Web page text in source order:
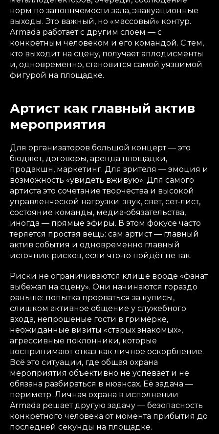
норм по заполняемости зала, эвакуационные
выходы. Это важный, но «массовый» контур.
Armada работает с другим слоем — с
конкретным человеком и его командой. С тем,
кто выходит на сцену, получает аплодисменты
и, одновременно, становится самой уязвимой
фигурой на площадке.
Артист как главный актив
мероприятия
Для организаторов большой концерт — это
бюджет, договоры, аренда площадки,
продакшн, маркетинг. Для зрителя — эмоция и
возможность «увидеть вживую». Для самого
артиста это сочетание творчества и высокой
управленческой нагрузки: звук, свет, сет‑лист,
состояние команды, медиа‑обязательства,
иногда — прямые эфиры. В этом фокусе часто
теряется простая вещь: сам артист — главный
актив события и одновременно главный
источник рисков, если что‑то пойдёт не так.
Риски не ограничиваются клише вроде «фанат
выбежал на сцену». Они начинаются гораздо
раньше: попытка прорваться за кулисы,
слишком активное общение у служебного
входа, непрошеные гости в гримёрке,
неожиданные визиты «старых знакомых»,
агрессивные поклонники, которые
воспринимают отказ как личное оскорбление.
Всё это ситуации, где общая охрана
мероприятия объективно не успевает и не
обязана разбираться в нюансах. Её задача —
периметр. Личная охрана в исполнении
Armada решает другую задачу — безопасность
конкретного человека от момента прибытия до
последней секунды на площадке.